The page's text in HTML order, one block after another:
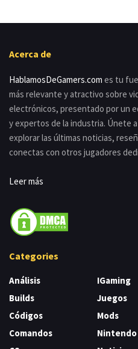
Acerca de
HablamosDeGamers.com es tu
más relevante y atractivo sobre
electrónicos, presentado por un
y expertos de la industria. Únete
explorar las últimas noticias,
conectas con otros jugadores
Leer más
Categories
Análisis
Builds
Códigos
Comandos
IGaming
Juegos
Mods
Nintendo